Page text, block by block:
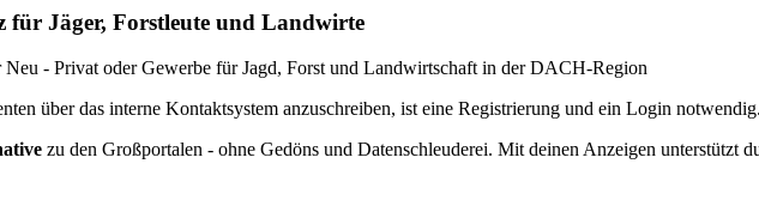
Jäger, Forstleute und Landwirte
Neu - Privat oder Gewerbe für Jagd, Forst und Landwirtschaft in der DACH-Region
über das interne Kontaktsystem anzuschreiben, ist eine Registrierung und ein Login
zu den Großportalen - ohne Gedöns und Datenschleuderei. Mit deinen Anzeigen unterstützt